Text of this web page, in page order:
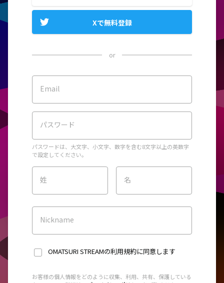
Xで無料登録
or
Email
パスワード
パスワードは、大文字、小文字、数字を含む8文字以上の英数字
で設定してください。
姓 名
Nickname
OMATSURI STREAMの利用規約に同意します
お客様の個人情報をどのように収集、利用、共有、保護している